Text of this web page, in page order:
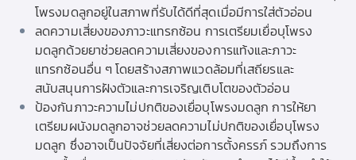
โพรงมดลูกอยู่ในสภาพที่รับได้ดีที่สุดเมื่อมีการใส่ตัวอ่อน
ลดความเสี่ยงของภาวะแทรกซ้อน การเตรียมเยื่อบุโพรง
มดลูกด้วยยาช่วยลดความเสี่ยงของการแท้งและภาวะ
แทรกซ้อนอื่น ๆ โดยสร้างสภาพแวดล้อมที่เสถียรและ
สนับสนุนการฝังตัวและการเจริญเติบโตของตัวอ่อน
ป้องกันภาวะความไม่ปกติของเยื่อบุโพรงมดลูก การให้ยา
เตรียมผนังมดลูกอาจช่วยลดความไม่ปกติของเยื่อบุโพรง
มดลูก ซึ่งอาจเป็นปัจจัยที่เสี่ยงต่อการตั้งครรภ์ รวมถึงการ